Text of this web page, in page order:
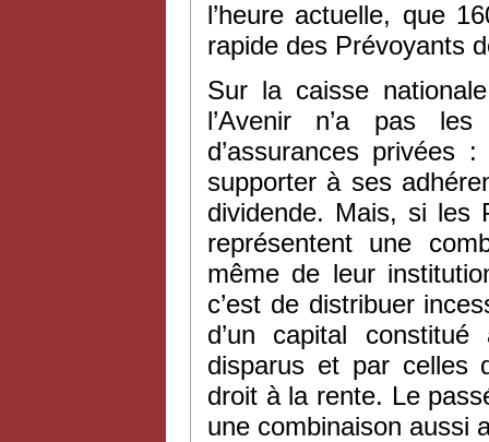
l’heure actuelle, que
rapide des Prévoyants
Sur la caisse
l’Avenir n’a pas
d’assurances privées
supporter à ses
dividende. Mais, si les
représentent une
même de leur
c’est de distribuer
d’un capital
disparus et par celles
droit à la rente. Le
une combinaison aussi